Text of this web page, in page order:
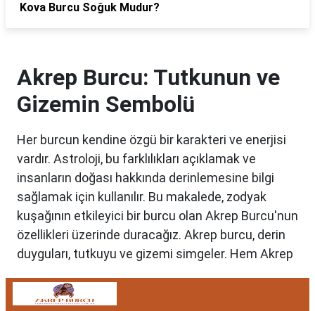
Kova Burcu Soğuk Mudur?
Akrep Burcu: Tutkunun ve
Gizemin Sembolü
Her burcun kendine özgü bir karakteri ve enerjisi
vardır. Astroloji, bu farklılıkları açıklamak ve
insanların doğası hakkında derinlemesine bilgi
sağlamak için kullanılır. Bu makalede, zodyak
kuşağının etkileyici bir burcu olan Akrep Burcu'nun
özellikleri üzerinde duracağız. Akrep burcu, derin
duyguları, tutkuyu ve gizemi simgeler. Hem Akrep
bakımından benzersizdir. Ayrıca, hangi aylar